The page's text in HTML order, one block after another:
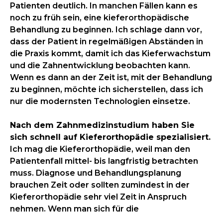
Patienten deutlich. In manchen Fällen kann es
noch zu früh sein, eine kieferorthopädische
Behandlung zu beginnen. Ich schlage dann vor,
dass der Patient in regelmäßigen Abständen in
die Praxis kommt, damit ich das Kieferwachstum
und die Zahnentwicklung beobachten kann.
Wenn es dann an der Zeit ist, mit der Behandlung
zu beginnen, möchte ich sicherstellen, dass ich
nur die modernsten Technologien einsetze.
Nach dem Zahnmedizinstudium haben Sie
sich schnell auf Kieferorthopädie spezialisiert.
Ich mag die Kieferorthopädie, weil man den
Patientenfall mittel- bis langfristig betrachten
muss. Diagnose und Behandlungsplanung
brauchen Zeit oder sollten zumindest in der
Kieferorthopädie sehr viel Zeit in Anspruch
nehmen. Wenn man sich für die